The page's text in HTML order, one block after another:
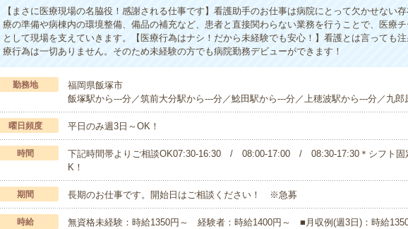
【まさに医療現場の名脇役！感謝される仕事です】看護助手のお仕事は病院にとって欠かせない
療の準備や病棟内の環境整備、備品の補充など、患者と直接関わらない業務を行うことで、医療チ
として現場を支えていきます。【医療行為はナシ！だから未経験でも安心！】看護とは言っても
療行為は一切ありません。そのため未経験の方でも病院勤務デビューができます！
勤務地
福岡県飯塚市
飯塚駅から---分／筑前大分駅から---分／鯰田駅から---分／上穂波駅から---分／九郎
曜日頻度 平日のみ週3日～OK！
時間
下記時間帯よりご相談OK07:30-16:30 / 08:00-17:00 / 08:30-17:30＊シフト固
K！
期間 長期のお仕事です。開始日はご相談ください！ ※急募
時給
無資格未経験：時給1350円～ 経験者：時給1400円～ ■月収例(週3日)：時給